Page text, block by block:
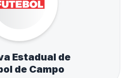
Estadual de
de Campo